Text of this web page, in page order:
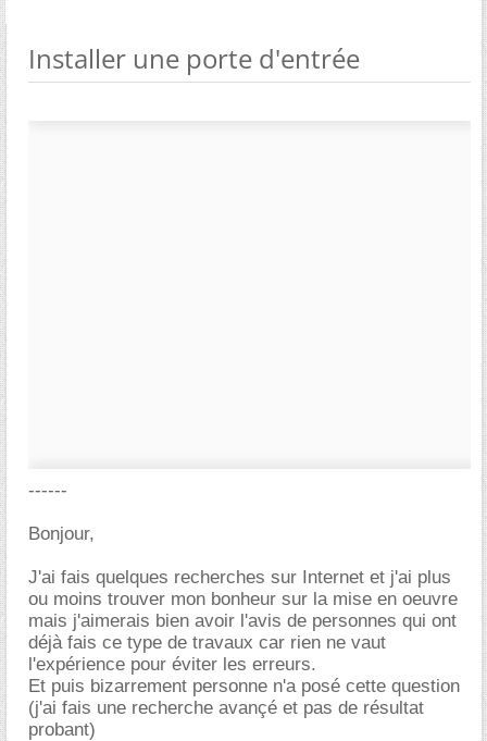
Installer une porte d'entrée
------
Bonjour,
J'ai fais quelques recherches sur Internet et j'ai plus
ou moins trouver mon bonheur sur la mise en oeuvre
mais j'aimerais bien avoir l'avis de personnes qui ont
déjà fais ce type de travaux car rien ne vaut
l'expérience pour éviter les erreurs.
Et puis bizarrement personne n'a posé cette question
(j'ai fais une recherche avançé et pas de résultat
probant)